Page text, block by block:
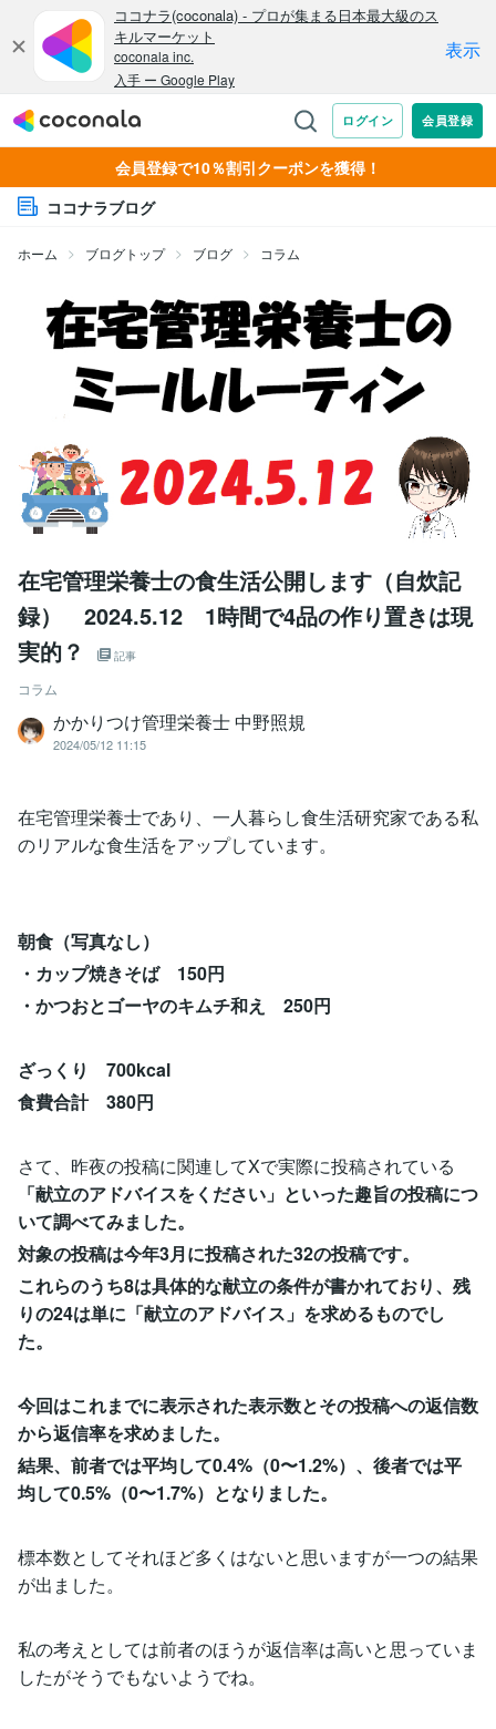
会員登録で10％割引クーポンを獲得！
ココナラブログ
ホーム ブログトップ ブログ コラム
在宅管理栄養士の食生活公開します（自炊記
録） 2024.5.12 1時間で4品の作り置きは現
実的？
記事
コラム
かかりつけ管理栄養士 中野照規
2024/05/12 11:15
在宅管理栄養士であり、一人暮らし食生活研究家である私
のリアルな食生活をアップしています。
朝食（写真なし）
・カップ焼きそば 150円
・かつおとゴーヤのキムチ和え 250円
ざっくり 700kcal
食費合計 380円
さて、昨夜の投稿に関連してXで実際に投稿されている
「献立のアドバイスをください」といった趣旨の投稿につ
いて調べてみました。
対象の投稿は今年3月に投稿された32の投稿です。
これらのうち8は具体的な献立の条件が書かれており、残
りの24は単に「献立のアドバイス」を求めるものでし
た。
今回はこれまでに表示された表示数とその投稿への返信数
から返信率を求めました。
結果、前者では平均して0.4%（0〜1.2%）、後者では平
均して0.5%（0〜1.7%）となりました。
標本数としてそれほど多くはないと思いますが一つの結果
が出ました。
私の考えとしては前者のほうが返信率は高いと思っていま
したがそうでもないようでね。